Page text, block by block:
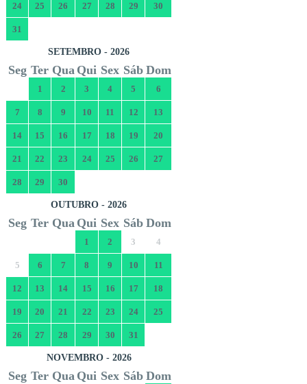
24 25 26 27 28 29 30
31
SETEMBRO - 2026
Seg Ter Qua Qui Sex Sáb Dom
1 2 3 4 5 6
7 8 9 10 11 12 13
14 15 16 17 18 19 20
21 22 23 24 25 26 27
28 29 30
OUTUBRO - 2026
Seg Ter Qua Qui Sex Sáb Dom
1 2 3 4
5 6 7 8 9 10 11
12 13 14 15 16 17 18
19 20 21 22 23 24 25
26 27 28 29 30 31
NOVEMBRO - 2026
Seg Ter Qua Qui Sex Sáb Dom